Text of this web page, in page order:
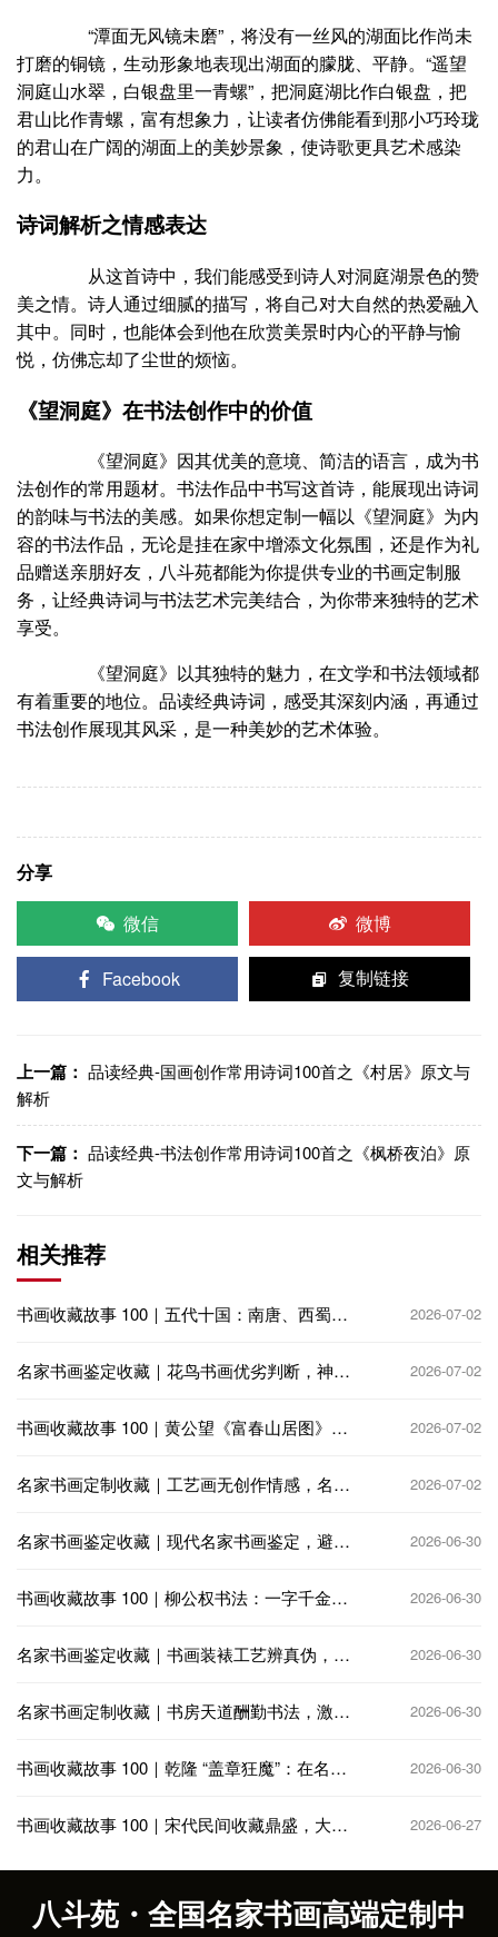
“潭面无风镜未磨”，将没有一丝风的湖面比作尚未
打磨的铜镜，生动形象地表现出湖面的朦胧、平静。“遥望
洞庭山水翠，白银盘里一青螺”，把洞庭湖比作白银盘，把
君山比作青螺，富有想象力，让读者仿佛能看到那小巧玲珑
的君山在广阔的湖面上的美妙景象，使诗歌更具艺术感染
力。
诗词解析之情感表达
从这首诗中，我们能感受到诗人对洞庭湖景色的赞
美之情。诗人通过细腻的描写，将自己对大自然的热爱融入
其中。同时，也能体会到他在欣赏美景时内心的平静与愉
悦，仿佛忘却了尘世的烦恼。
《望洞庭》在书法创作中的价值
《望洞庭》因其优美的意境、简洁的语言，成为书
法创作的常用题材。书法作品中书写这首诗，能展现出诗词
的韵味与书法的美感。如果你想定制一幅以《望洞庭》为内
容的书法作品，无论是挂在家中增添文化氛围，还是作为礼
品赠送亲朋好友，八斗苑都能为你提供专业的书画定制服
务，让经典诗词与书法艺术完美结合，为你带来独特的艺术
享受。
《望洞庭》以其独特的魅力，在文学和书法领域都
有着重要的地位。品读经典诗词，感受其深刻内涵，再通过
书法创作展现其风采，是一种美妙的艺术体验。
分享
微信
微博
Facebook 复制链接
上一篇： 品读经典-国画创作常用诗词100首之《村居》原文与
解析
下一篇： 品读经典-书法创作常用诗词100首之《枫桥夜泊》原
文与解析
相关推荐
书画收藏故事 100｜五代十国：南唐、西蜀偏
2026-07-02
名家书画鉴定收藏｜花鸟书画优劣判断，神韵
2026-07-02
书画收藏故事 100｜黄公望《富春山居图》：
2026-07-02
名家书画定制收藏｜工艺画无创作情感，名家
2026-07-02
名家书画鉴定收藏｜现代名家书画鉴定，避免
2026-06-30
书画收藏故事 100｜柳公权书法：一字千金，
2026-06-30
名家书画鉴定收藏｜书画装裱工艺辨真伪，老
2026-06-30
名家书画定制收藏｜书房天道酬勤书法，激励
2026-06-30
书画收藏故事 100｜乾隆 “盖章狂魔”：在名画
2026-06-30
书画收藏故事 100｜宋代民间收藏鼎盛，大相
2026-06-27
八斗苑・全国名家书画高端定制中